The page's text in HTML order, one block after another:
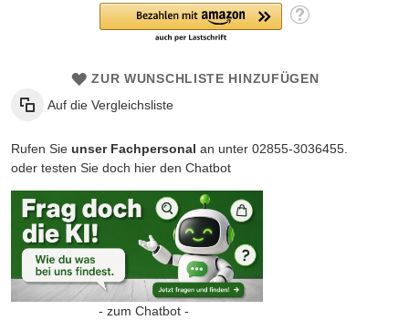
ZUR WUNSCHLISTE HINZUFÜGEN
Auf die Vergleichsliste
Rufen Sie unser Fachpersonal an unter 02855-3036455.
oder testen Sie doch hier den Chatbot
- zum Chatbot -